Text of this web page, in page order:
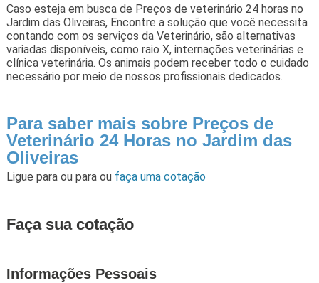
Caso esteja em busca de Preços de veterinário 24 horas no
Jardim das Oliveiras, Encontre a solução que você necessita
contando com os serviços da Veterinário, são alternativas
variadas disponíveis, como raio X, internações veterinárias e
clínica veterinária. Os animais podem receber todo o cuidado
necessário por meio de nossos profissionais dedicados.
Para saber mais sobre Preços de
Veterinário 24 Horas no Jardim das
Oliveiras
Ligue para ou para ou faça uma cotação
Faça sua cotação
Informações Pessoais